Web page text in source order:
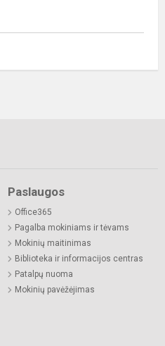
Paslaugos
Office365
Pagalba mokiniams ir tėvams
Mokinių maitinimas
Biblioteka ir informacijos centras
Patalpų nuoma
Mokinių pavėžėjimas